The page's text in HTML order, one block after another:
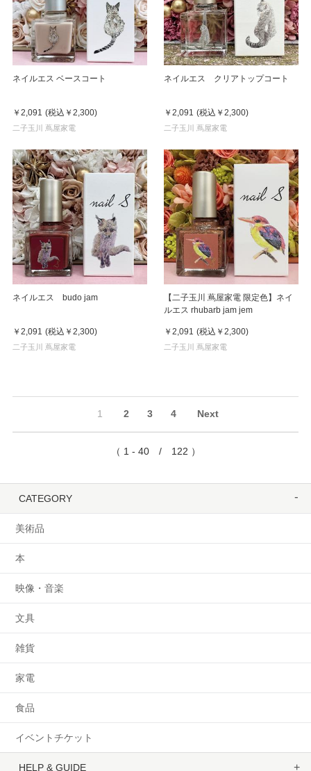
ネイルエス ベースコート
￥2,091 (税込 ￥2,300)
二子玉川 蔦屋家電
ネイルエス クリアトップコート
￥2,091 (税込 ￥2,300)
二子玉川 蔦屋家電
ネイルエス budo jam
￥2,091 (税込 ￥2,300)
二子玉川 蔦屋家電
【二子玉川 蔦屋家電 限定色】ネイ
ルエス rhubarb jam jem
￥2,091 (税込 ￥2,300)
二子玉川 蔦屋家電
1 2 3 4 Next
（ 1 - 40 / 122 ）
CATEGORY
美術品
本
映像・音楽
文具
雑貨
家電
食品
イベントチケット
HELP & GUIDE